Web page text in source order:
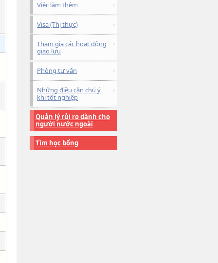
Việc làm thêm
Visa (Thị thực)
Tham gia các hoạt động
giao lưu
Phòng tư vấn
Những điều cần chú ý
khi tốt nghiệp
Quản lý rủi ro dành cho
người nước ngoài
Tìm học bổng